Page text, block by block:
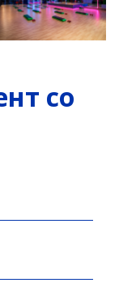
со